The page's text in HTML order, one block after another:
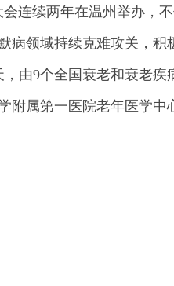
会连续两年在温州举办，
病领域持续克难攻关，积
，由9个全国衰老和衰老
附属第一医院老年医学中